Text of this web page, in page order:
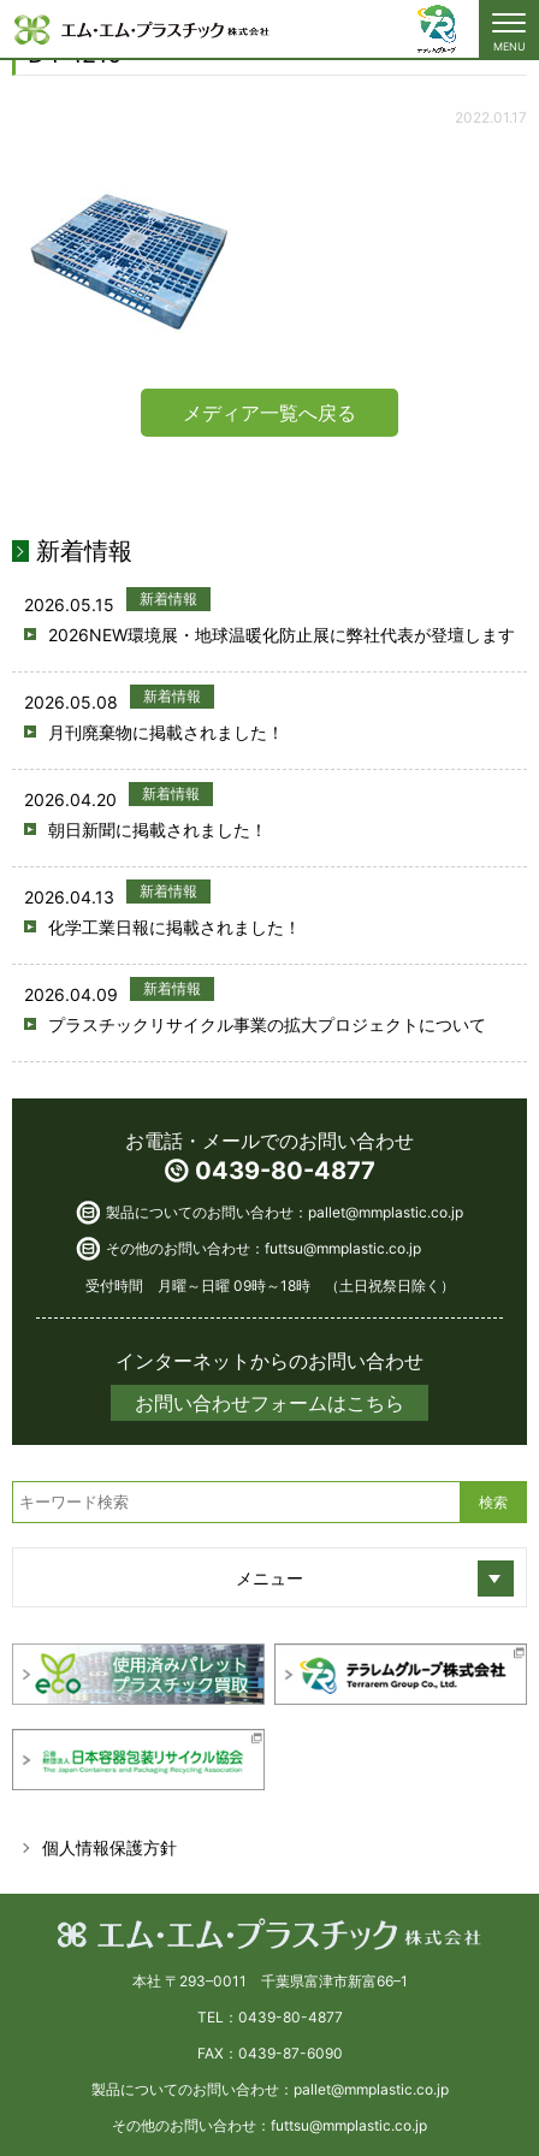
MENU
D4-1210
2022.01.17
メディア一覧へ戻る
新着情報
2026.05.15 新着情報
2026NEW環境展・地球温暖化防止展に弊社代表が登壇します
2026.05.08 新着情報
月刊廃棄物に掲載されました！
2026.04.20 新着情報
朝日新聞に掲載されました！
2026.04.13 新着情報
化学工業日報に掲載されました！
2026.04.09 新着情報
プラスチックリサイクル事業の拡大プロジェクトについて
お電話・メールでのお問い合わせ
0439-80-4877
製品についてのお問い合わせ： pallet@mmplastic.co.jp
その他のお問い合わせ： futtsu@mmplastic.co.jp
受付時間 月曜～日曜 09時～18時 （土日祝祭日除く）
インターネットからのお問い合わせ
お問い合わせフォームはこちら
メニュー
個人情報保護方針
本社 〒293–0011 千葉県富津市新富66–1
TEL：0439-80-4877
FAX：0439-87-6090
製品についてのお問い合わせ：pallet@mmplastic.co.jp
その他のお問い合わせ：futtsu@mmplastic.co.jp